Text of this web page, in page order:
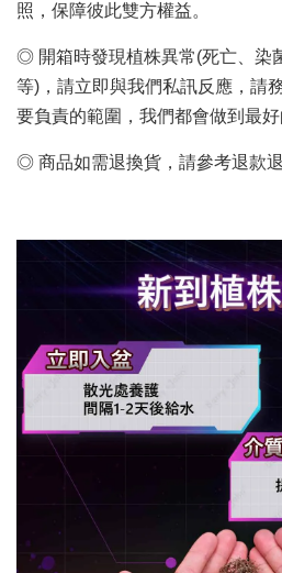
照，保障彼此雙方權益。
◎ 開箱時發現植株異常(死亡、染
等)，請立即與我們私訊反應，請
要負責的範圍，我們都會做到最好
◎ 商品如需退換貨，請參考退款退